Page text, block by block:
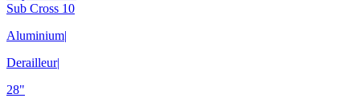
Sub Cross 10
Aluminium|
Derailleur|
28"